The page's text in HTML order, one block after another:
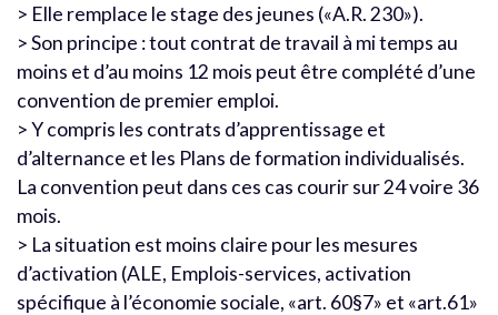
> Elle remplace le stage des jeunes («A.R. 230»).
> Son principe : tout contrat de travail à mi temps au
moins et d’au moins 12 mois peut être complété d’une
convention de premier emploi.
> Y compris les contrats d’apprentissage et
d’alternance et les Plans de formation individualisés.
La convention peut dans ces cas courir sur 24 voire 36
mois.
> La situation est moins claire pour les mesures
d’activation (ALE, Emplois-services, activation
spécifique à l’économie sociale, «art. 60§7» et «art.61»